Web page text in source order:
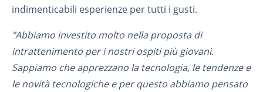
indimenticabili esperienze per tutti i gusti.
"Abbiamo investito molto nella proposta di
intrattenimento per i nostri ospiti più giovani.
Sappiamo che apprezzano la tecnologia, le tendenze e
le novità tecnologiche e per questo abbiamo pensato